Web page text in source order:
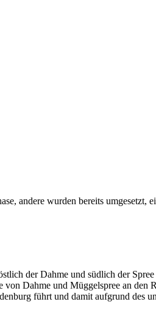
andere wurden bereits umgesetzt,
der Dahme und südlich der
Dahme und Müggelspree an den
führt und damit aufgrund des